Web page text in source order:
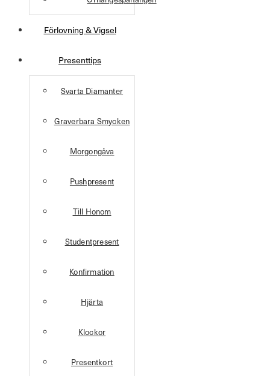
Förlovning & Vigsel
Presenttips
Svarta Diamanter
Graverbara Smycken
Morgongåva
Pushpresent
Till Honom
Studentpresent
Konfirmation
Hjärta
Klockor
Presentkort